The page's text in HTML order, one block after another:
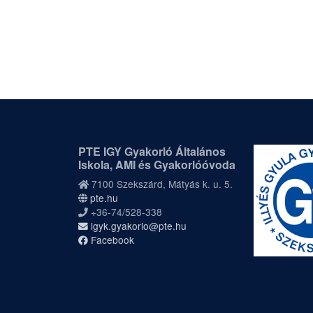
PTE IGY Gyakorló Általános
Iskola, AMI és Gyakorlóóvoda
7100 Szekszárd, Mátyás k. u. 5.
pte.hu
+36-74/528-338
igyk.gyakorlo@pte.hu
Facebook